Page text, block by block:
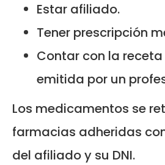
Estar afiliado.
Tener prescripción
Contar con la
emitida por un
Los medicamentos se
farmacias adheridas
del afiliado y su DNI.